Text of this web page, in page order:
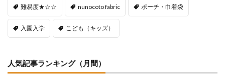
難易度★☆☆ nunocoto fabric ポーチ・巾着袋
入園入学 こども（キッズ）
人気記事ランキング（月間）